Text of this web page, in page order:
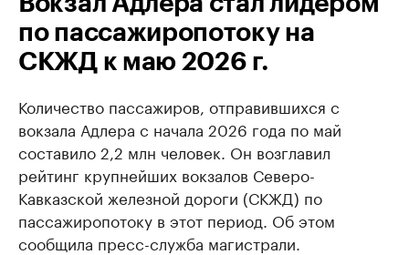
по пассажиропотоку на
СКЖД к маю 2026 г.
Количество пассажиров, отправившихся с
вокзала Адлера с начала 2026 года по май
составило 2,2 млн человек. Он возглавил
рейтинг крупнейших вокзалов Северо-
Кавказской железной дороги (СКЖД) по
пассажиропотоку в этот период. Об этом
сообщила пресс-служба магистрали.